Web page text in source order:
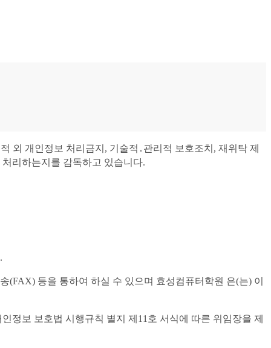
외 개인정보 처리금지, 기술적․관리적 보호조치, 재위탁 제
리하는지를 감독하고 있습니다.
등을 통하여 하실 수 있으며 효성컴퓨터학원 은(는) 이
정보 보호법 시행규칙 별지 제11호 서식에 따른 위임장을 제